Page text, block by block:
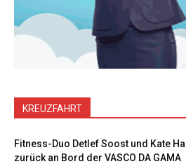
KREUZFAHRT
Fitness-Duo Detlef Soost und Kate Hall
zurück an Bord der VASCO DA GAMA